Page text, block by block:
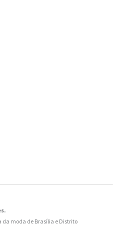
moda de Brasília e Distrito